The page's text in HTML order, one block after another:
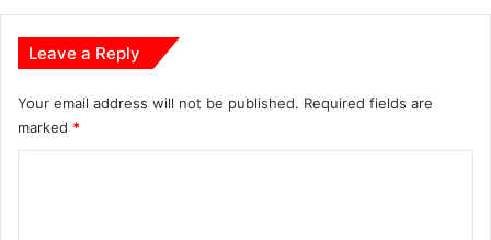
Leave a Reply
Your email address will not be published. Required fields are
marked *